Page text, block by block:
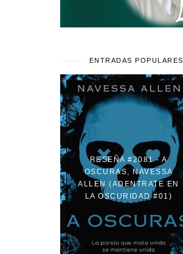
ENTRADAS POPULARES
RESEÑA #2081 - A
OSCURAS, NAVESSA
ALLEN (ADENTRATE EN
LA OSCURIDAD #01)